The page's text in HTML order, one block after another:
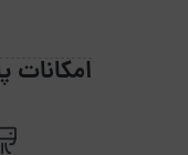
فاصله تا
فاصله تا
امکانات